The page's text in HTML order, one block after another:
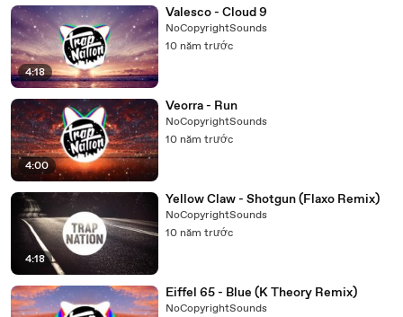
4:18
Valesco - Cloud 9
NoCopyrightSounds
10 năm trước
4:00
Veorra - Run
NoCopyrightSounds
10 năm trước
4:18
Yellow Claw - Shotgun (Flaxo Remix)
NoCopyrightSounds
10 năm trước
Eiffel 65 - Blue (K Theory Remix)
NoCopyrightSounds